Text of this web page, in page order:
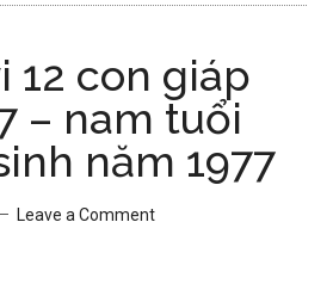
12 con giáp
– nam tuổi
năm 1977
Leave a Comment